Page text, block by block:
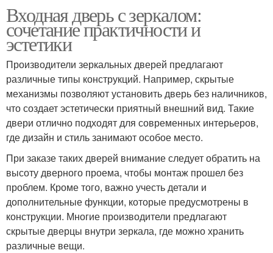
Входная дверь с зеркалом:
сочетание практичности и
эстетики
Производители зеркальных дверей предлагают
различные типы конструкций. Например, скрытые
механизмы позволяют установить дверь без наличников,
что создает эстетически приятный внешний вид. Такие
двери отлично подходят для современных интерьеров,
где дизайн и стиль занимают особое место.
При заказе таких дверей внимание следует обратить на
высоту дверного проема, чтобы монтаж прошел без
проблем. Кроме того, важно учесть детали и
дополнительные функции, которые предусмотрены в
конструкции. Многие производители предлагают
скрытые дверцы внутри зеркала, где можно хранить
различные вещи.